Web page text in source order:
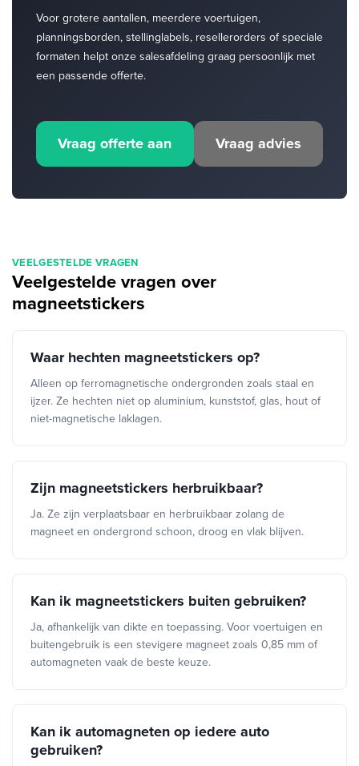
Voor grotere aantallen, meerdere voertuigen,
planningsborden, stellinglabels, resellerorders of speciale
formaten helpt onze salesafdeling graag persoonlijk met
een passende offerte.
Vraag offerte aan Vraag advies
VEELGESTELDE VRAGEN
Veelgestelde vragen over
magneetstickers
Waar hechten magneetstickers op?
Alleen op ferromagnetische ondergronden zoals staal en
ijzer. Ze hechten niet op aluminium, kunststof, glas, hout of
niet-magnetische laklagen.
Zijn magneetstickers herbruikbaar?
Ja. Ze zijn verplaatsbaar en herbruikbaar zolang de
magneet en ondergrond schoon, droog en vlak blijven.
Kan ik magneetstickers buiten gebruiken?
Ja, afhankelijk van dikte en toepassing. Voor voertuigen en
buitengebruik is een stevigere magneet zoals 0,85 mm of
automagneten vaak de beste keuze.
Kan ik automagneten op iedere auto
gebruiken?